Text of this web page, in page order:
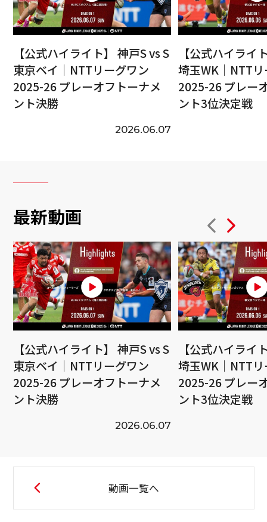
【公式ハイライト】 神戸S vs S
東京ベイ｜NTTリーグワン
2025-26 プレーオフトーナメ
ント決勝
2026.06.07
【公式ハイライ
埼玉WK｜NTT
2025-26 プレー
ント3位決定戦
最新動画
【公式ハイライト】 神戸S vs S
東京ベイ｜NTTリーグワン
2025-26 プレーオフトーナメ
ント決勝
2026.06.07
【公式ハイライ
埼玉WK｜NTT
2025-26 プレー
ント3位決定戦
動画一覧へ